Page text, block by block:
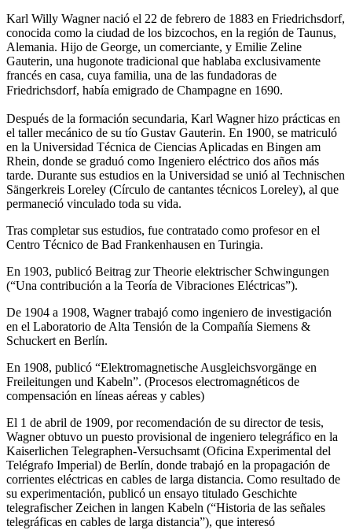
Karl Willy Wagner nació el 22 de febrero de 1883 en Friedrichsdorf,
conocida como la ciudad de los bizcochos, en la región de Taunus,
Alemania. Hijo de George, un comerciante, y Emilie Zeline
Gauterin, una hugonote tradicional que hablaba exclusivamente
francés en casa, cuya familia, una de las fundadoras de
Friedrichsdorf, había emigrado de Champagne en 1690.
Después de la formación secundaria, Karl Wagner hizo prácticas en
el taller mecánico de su tío Gustav Gauterin. En 1900, se matriculó
en la Universidad Técnica de Ciencias Aplicadas en Bingen am
Rhein, donde se graduó como Ingeniero eléctrico dos años más
tarde. Durante sus estudios en la Universidad se unió al Technischen
Sängerkreis Loreley (Círculo de cantantes técnicos Loreley), al que
permaneció vinculado toda su vida.
Tras completar sus estudios, fue contratado como profesor en el
Centro Técnico de Bad Frankenhausen en Turingia.
En 1903, publicó Beitrag zur Theorie elektrischer Schwingungen
(“Una contribución a la Teoría de Vibraciones Eléctricas”).
De 1904 a 1908, Wagner trabajó como ingeniero de investigación
en el Laboratorio de Alta Tensión de la Compañía Siemens &
Schuckert en Berlín.
En 1908, publicó “Elektromagnetische Ausgleichsvorgänge en
Freileitungen und Kabeln”. (Procesos electromagnéticos de
compensación en líneas aéreas y cables)
El 1 de abril de 1909, por recomendación de su director de tesis,
Wagner obtuvo un puesto provisional de ingeniero telegráfico en la
Kaiserlichen Telegraphen-Versuchsamt (Oficina Experimental del
Telégrafo Imperial) de Berlín, donde trabajó en la propagación de
corrientes eléctricas en cables de larga distancia. Como resultado de
su experimentación, publicó un ensayo titulado Geschichte
telegrafischer Zeichen in langen Kabeln (“Historia de las señales
telegráficas en cables de larga distancia”), que interesó